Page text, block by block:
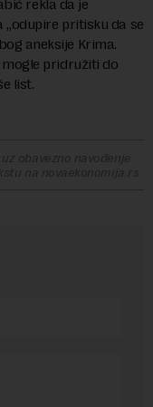
rekla da je
„odupire pritisku da se
aneksije Krima.
mogle pridružiti do
list.
obavezno navođenje
na novaekonomija.rs